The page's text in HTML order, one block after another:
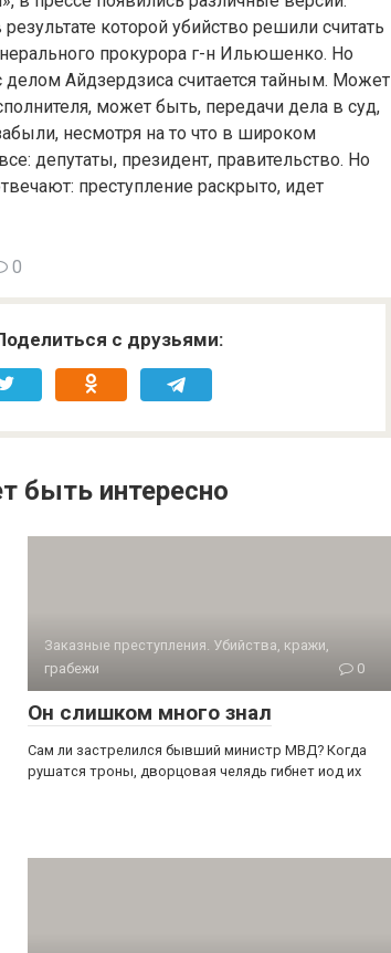
которой убийство решили считать
прокурора г-н Ильюшенко. Но
делом Айдзердзиса считается тайным. Может
может быть, передачи дела в суд,
несмотря на то что в широком
депутаты, президент, правительство. Но
преступление раскрыто, идет
0
с друзьями:
быть интересно
Заказные преступления. Убийства, кражи,
грабежи
0
Он слишком много знал
Сам ли застрелился бывший министр МВД? Когда
рушатся троны, дворцовая челядь гибнет иод их